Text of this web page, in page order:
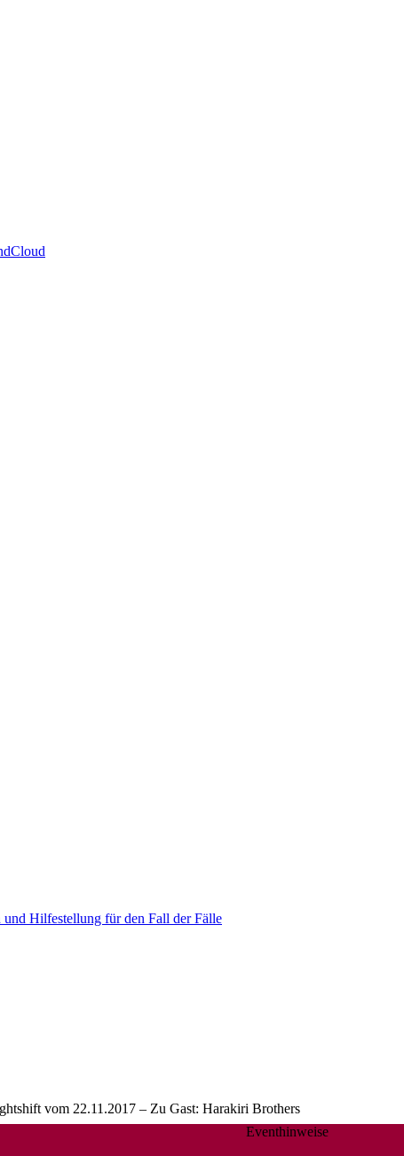
Hilfestellung für den Fall der Fälle
vom 22.11.2017 – Zu Gast: Harakiri Brothers
Eventhinweise